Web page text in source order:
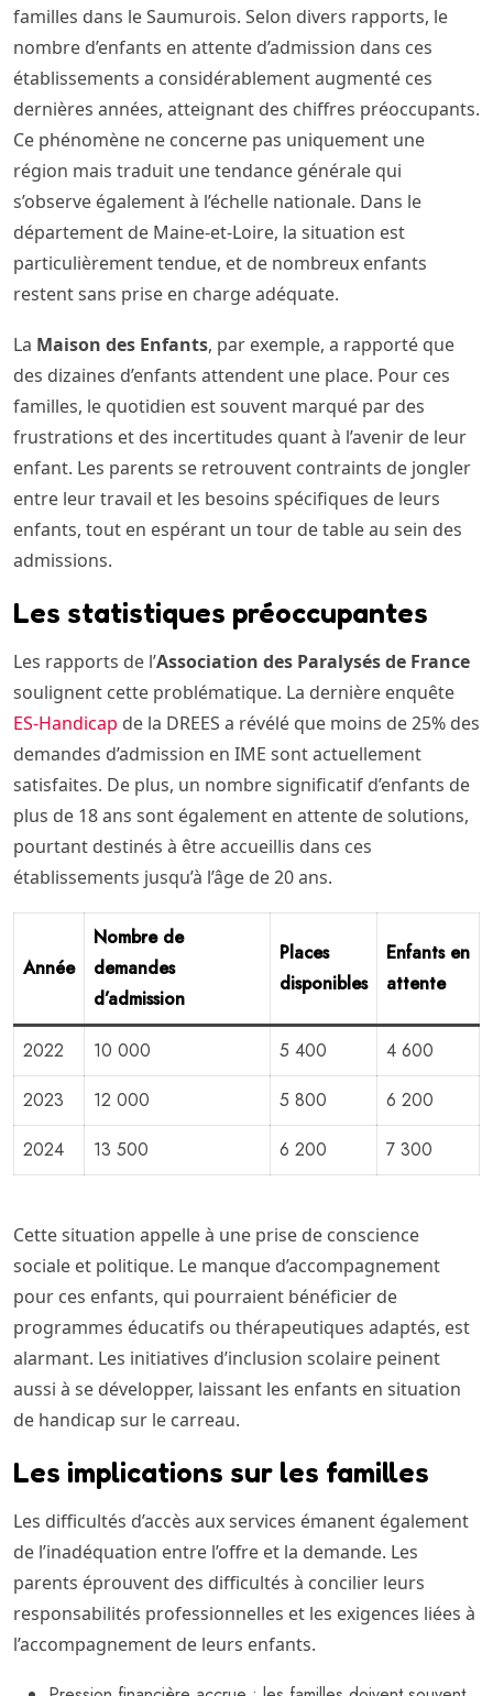
familles dans le Saumurois. Selon divers rapports, le
nombre d’enfants en attente d’admission dans ces
établissements a considérablement augmenté ces
dernières années, atteignant des chiffres préoccupants.
Ce phénomène ne concerne pas uniquement une
région mais traduit une tendance générale qui
s’observe également à l’échelle nationale. Dans le
département de Maine-et-Loire, la situation est
particulièrement tendue, et de nombreux enfants
restent sans prise en charge adéquate.
La Maison des Enfants, par exemple, a rapporté que
des dizaines d’enfants attendent une place. Pour ces
familles, le quotidien est souvent marqué par des
frustrations et des incertitudes quant à l’avenir de leur
enfant. Les parents se retrouvent contraints de jongler
entre leur travail et les besoins spécifiques de leurs
enfants, tout en espérant un tour de table au sein des
admissions.
Les statistiques préoccupantes
Les rapports de l’Association des Paralysés de France
soulignent cette problématique. La dernière enquête
ES-Handicap de la DREES a révélé que moins de 25% des
demandes d’admission en IME sont actuellement
satisfaites. De plus, un nombre significatif d’enfants de
plus de 18 ans sont également en attente de solutions,
pourtant destinés à être accueillis dans ces
établissements jusqu’à l’âge de 20 ans.
Année
Nombre de
demandes
d’admission
Places
disponibles
Enfants en
attente
2022 10 000 5 400
4 600
2023
12 000 5 800
6 200
2024
13 500 6 200 7 300
Cette situation appelle à une prise de conscience
sociale et politique. Le manque d’accompagnement
pour ces enfants, qui pourraient bénéficier de
programmes éducatifs ou thérapeutiques adaptés, est
alarmant. Les initiatives d’inclusion scolaire peinent
aussi à se développer, laissant les enfants en situation
de handicap sur le carreau.
Les implications sur les familles
Les difficultés d’accès aux services émanent également
de l’inadéquation entre l’offre et la demande. Les
parents éprouvent des difficultés à concilier leurs
responsabilités professionnelles et les exigences liées à
l’accompagnement de leurs enfants.